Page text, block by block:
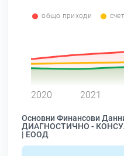
общо приходи
2020 2021
Основни Финансови
ДИАГНОСТИЧНО -
| ЕООД